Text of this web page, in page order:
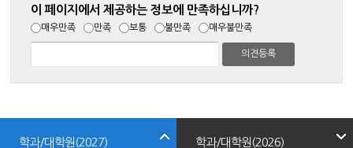
이 페이지에서 제공하는 정보에 만족하십니까?
매우만족 만족 보통 불만족 매우불만족
학과/대학원(2027) 학과/대학원(2026)